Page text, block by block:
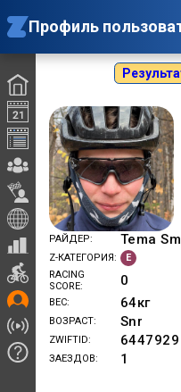
Профиль
РАЙДЕР Tema
Z-КАТЕГОРИЯ
E
RACING
SCORE
0
ВЕС 64кг
ВОЗРАСТ Snr
ZWIFTID 6447929
ЗАЕЗДОВ 1